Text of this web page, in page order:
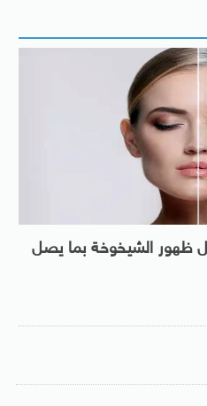
ظهور الشيخوخة بما يصل